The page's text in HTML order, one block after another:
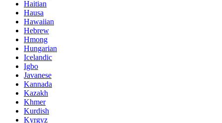
Haitian
Hausa
Hawaiian
Hebrew
Hmong
Hungarian
Icelandic
Igbo
Javanese
Kannada
Kazakh
Khmer
Kurdish
Kyrgyz